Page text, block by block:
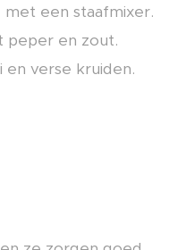
een staafmixer.
peper en zout.
en verse kruiden.